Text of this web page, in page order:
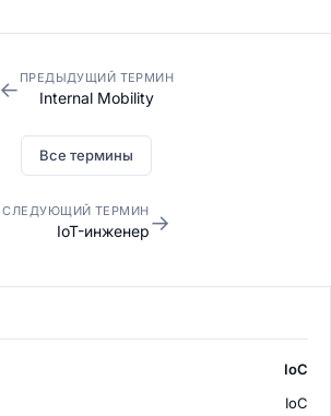
← ПРЕДЫДУЩИЙ ТЕРМИН
Internal Mobility
Все термины
СЛЕДУЮЩИЙ ТЕРМИН
IoT-инженер→
IoC
IoC